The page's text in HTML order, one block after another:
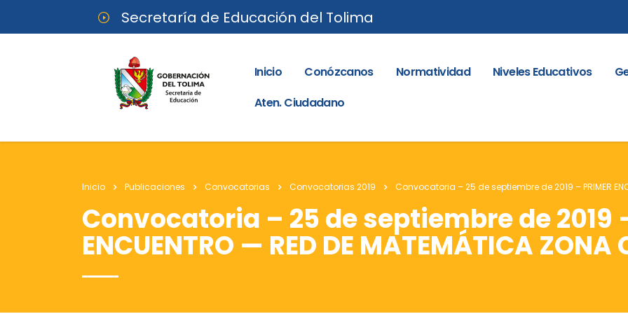
Secretaría de Educación del Tolima
Inicio Conózcanos Normatividad Niveles Educativos
Aten. Ciudadano
Inicio Publicaciones Convocatorias Convocatorias 2019 Convocatoria – 25 de septiembre de 2019 – PRIMER
Convocatoria – 25 de septiembre de 2019 –
ENCUENTRO — RED DE MATEMÁTICA ZONA